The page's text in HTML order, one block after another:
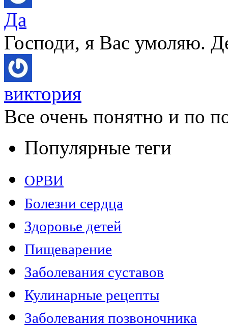
Да
Господи, я Вас умоляю.
виктория
Все очень понятно и по
Популярные теги
ОРВИ
Болезни сердца
Здоровье детей
Пищеварение
Заболевания суставов
Кулинарные рецепты
Заболевания позвоночника